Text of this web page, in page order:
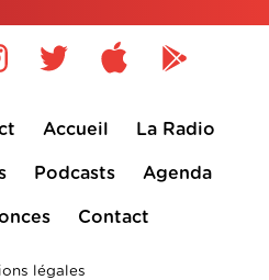
Accueil La Radio
Podcasts Agenda
Contact
légales